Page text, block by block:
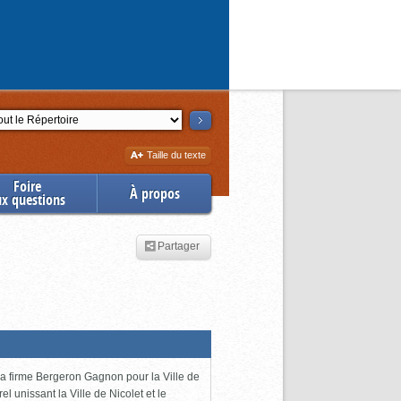
Augmenter
la
Taille du texte
Foire
questions À propos
Partager
firme Bergeron Gagnon pour la Ville de
unissant la Ville de Nicolet et le